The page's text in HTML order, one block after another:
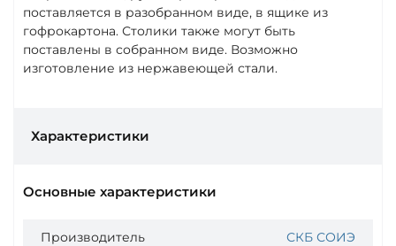
поставляется в разобранном виде, в ящике из
гофрокартона. Столики также могут быть
поставлены в собранном виде. Возможно
изготовление из нержавеющей стали.
Характеристики
Основные характеристики
Производитель СКБ СОИЭ